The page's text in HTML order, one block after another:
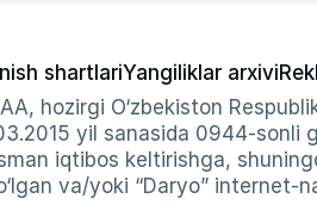
shartlariYangiliklar arxivi
hozirgi O‘zbekiston
yil sanasida 0944-sonli
iqtibos keltirishga,
va/yoki “Daryo” internet-